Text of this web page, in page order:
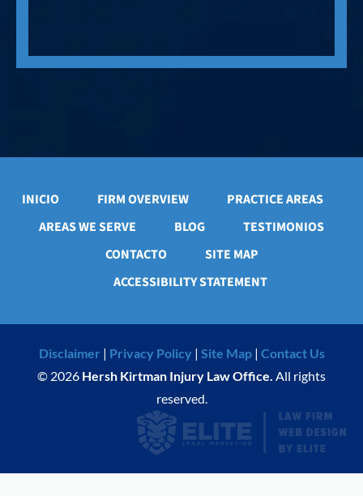
INICIO FIRM OVERVIEW
PRACTICE AREAS
AREAS WE SERVE
BLOG
TESTIMONIOS
CONTACTO
SITE MAP
ACCESSIBILITY STATEMENT
Disclaimer | Privacy Policy | Site Map| Contact Us
© 2026 Hersh Kirtman Injury Law Office. All rights
reserved.